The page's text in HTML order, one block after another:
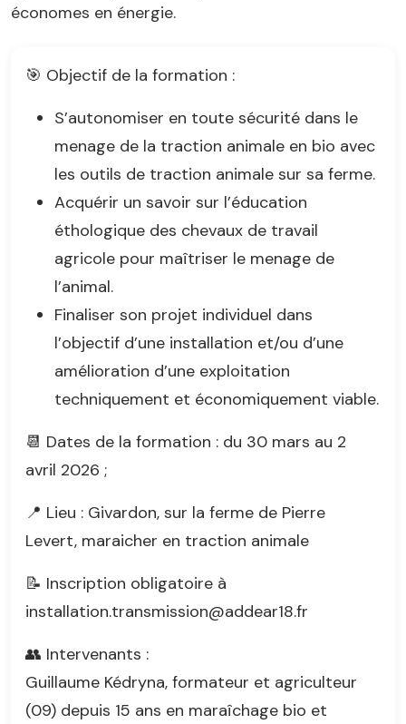
économes en énergie.
🎯 Objectif de la formation :
S’autonomiser en toute sécurité dans le
menage de la traction animale en bio avec
les outils de traction animale sur sa ferme.
Acquérir un savoir sur l’éducation
éthologique des chevaux de travail
agricole pour maîtriser le menage de
l’animal.
Finaliser son projet individuel dans
l’objectif d’une installation et/ou d’une
amélioration d’une exploitation
techniquement et économiquement viable.
📆 Dates de la formation : du 30 mars au 2
avril 2026 ;
📍 Lieu : Givardon, sur la ferme de Pierre
Levert, maraicher en traction animale
📝 Inscription obligatoire à
installation.transmission@addear18.fr
👥 Intervenants :
Guillaume Kédryna, formateur et agriculteur
(09) depuis 15 ans en maraîchage bio et